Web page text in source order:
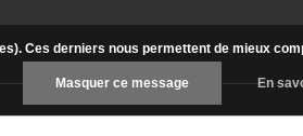
|Fil RSS|Perfect Decorations9,2/10-45
Ces derniers nous permettent de mieux
Masquer ce message En